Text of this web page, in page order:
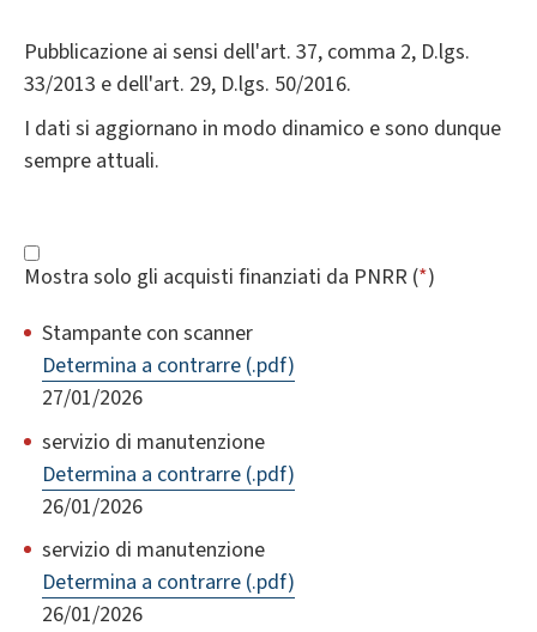
Pubblicazione ai sensi dell'art. 37, comma 2, D.lgs.
33/2013 e dell'art. 29, D.lgs. 50/2016.
I dati si aggiornano in modo dinamico e sono dunque
sempre attuali.
Mostra solo gli acquisti finanziati da PNRR (*)
Stampante con scanner
Determina a contrarre (.pdf)
27/01/2026
servizio di manutenzione
Determina a contrarre (.pdf)
26/01/2026
servizio di manutenzione
Determina a contrarre (.pdf)
26/01/2026